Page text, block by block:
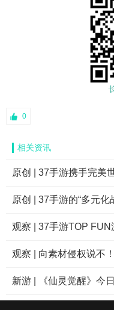
0
相关资讯
原创 | 37手游携手完美世界冲击
原创 | 37手游的“多元化战略”
观察 | 37手游TOP FUN游戏嘉
观察 | 向素材侵权说不
新游 | 《仙灵觉醒》今